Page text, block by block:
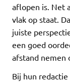
aflopen is. Net
vlak op staat.
juiste
een goed
afstand nemen
Bij hun